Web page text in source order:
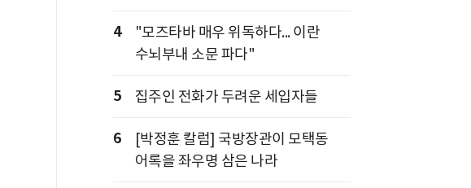
4
"모즈타바 매우 위독하다... 이란
수뇌부내 소문 파다"
5 집주인 전화가 두려운 세입자들
6
[박정훈 칼럼] 국방장관이 모택동
어록을 좌우명 삼은 나라